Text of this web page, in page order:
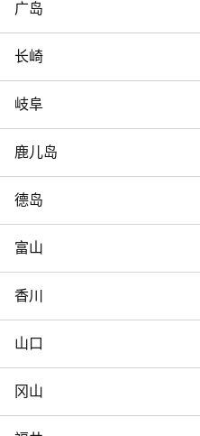
广岛
长崎
岐阜
鹿儿岛
德岛
富山
香川
山口
冈山